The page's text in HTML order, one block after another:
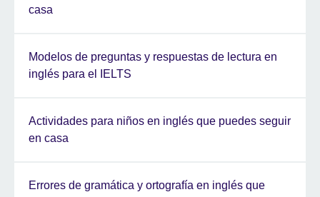
casa
Modelos de preguntas y respuestas de lectura en
inglés para el IELTS
Actividades para niños en inglés que puedes seguir
en casa
Errores de gramática y ortografía en inglés que